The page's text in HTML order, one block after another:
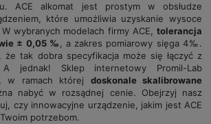
ACE alkomat jest prostym w obsłudze
które umożliwia uzyskanie wysoce
wybranych modelach firmy ACE, tolerancja
± 0,05 ‰
, a zakres pomiarowy sięga 4‰.
tak dobra specyfikacja może się łączyć z
jednak! Sklep internetowy Promil-Lab
w ramach której doskonale skalibrowane
nabyć w rozsądnej cenie. Obejrzyj nasz
czy innowacyjne urządzenie, jakim jest ACE
potrzebom.